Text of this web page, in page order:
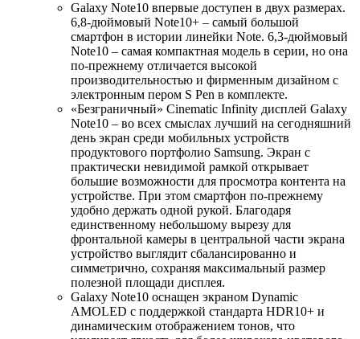
Galaxy Note10 впервые доступен в двух размерах.
6,8-дюймовый Note10+ – самый большой
смартфон в истории линейки Note. 6,3-дюймовый
Note10 – самая компактная модель в серии, но она
по-прежнему отличается высокой
производительностью и фирменным дизайном с
электронным пером S Pen в комплекте.
«Безграничный» Cinematic Infinity дисплей Galaxy
Note10 – во всех смыслах лучший на сегодняшний
день экран среди мобильных устройств
продуктового портфолио Samsung. Экран с
практически невидимой рамкой открывает
большие возможности для просмотра контента на
устройстве. При этом смартфон по-прежнему
удобно держать одной рукой. Благодаря
единственному небольшому вырезу для
фронтальной камеры в центральной части экрана
устройство выглядит сбалансированно и
симметрично, сохраняя максимальный размер
полезной площади дисплея.
Galaxy Note10 оснащен экраном Dynamic
AMOLED с поддержкой стандарта HDR10+ и
динамическим отображением тонов, что